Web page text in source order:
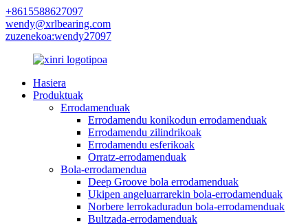
+8615588627097
wendy@xrlbearing.com
zuzenekoa:wendy27097
Hasiera
Produktuak
Errodamenduak
Errodamendu konikodun errodamenduak
Errodamendu zilindrikoak
Errodamendu esferikoak
Orratz-errodamenduak
Bola-errodamendua
Deep Groove bola errodamenduak
Ukipen angeluarrarekin bola-errodamenduak
Norbere lerrokaduradun bola-errodamenduak
Bultzada-errodamenduak